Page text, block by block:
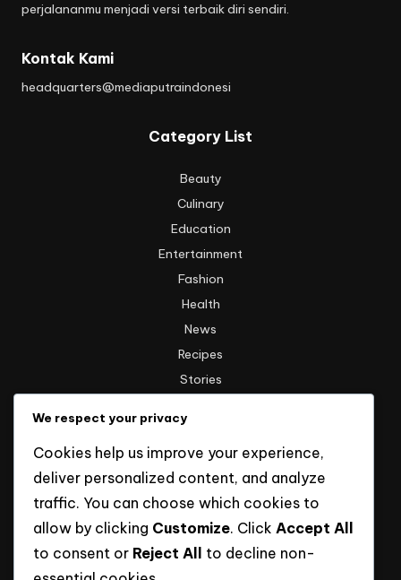
perjalananmu menjadi versi terbaik diri sendiri.
Kontak Kami
headquarters@mediaputraindonesi
Category List
Beauty
Culinary
Education
Entertainment
Fashion
Health
News
Recipes
Stories
Travel
Uncategorized
Hak Cipta
We respect your privacy
Cookies help us improve your experience,
deliver personalized content, and analyze
traffic. You can choose which cookies to
allow by clicking Customize. Click Accept All
to consent or Reject All
to decline non-